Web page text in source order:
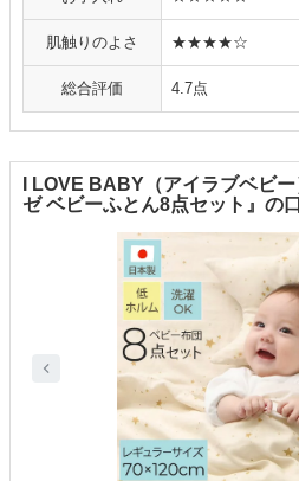
肌触りのよさ ★★★★☆
総合評価 4.7点
I LOVE BABY（アイラブベビ
ゼ ベビーふとん8点セット』の